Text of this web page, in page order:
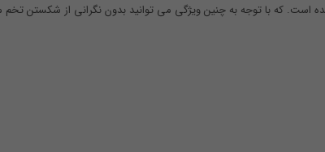
که با توجه به چنین ویژگی می توانید بدون نگرانی از شکستن تخم